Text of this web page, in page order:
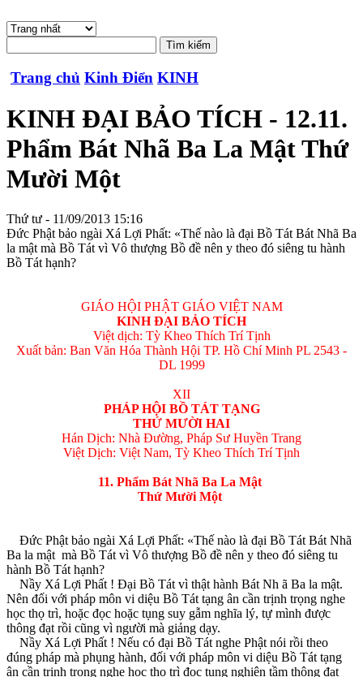
Trang chủ Kinh Điển KINH
KINH ĐẠI BẢO TÍCH - 12.11.
Phẩm Bát Nhã Ba La Mật Thứ
Mười Một
Thứ tư - 11/09/2013 15:16
Ðức Phật bảo ngài Xá Lợi Phất: «Thế nào là đại Bồ Tát Bát Nhã Ba
la mật mà Bồ Tát vì Vô thượng Bồ đề nên y theo đó siêng tu hành
Bồ Tát hạnh?
GIÁO HỘI PHẬT GIÁO VIỆT NAM
KINH ÐẠI BẢO TÍCH
Việt dịch: Tỳ Kheo Thích Trí Tịnh
Xuất bản: Ban Văn Hóa Thành Hội TP. Hồ Chí Minh PL 2543 -
DL 1999
XII
PHÁP HỘI BỒ TÁT TẠNG
THỨ MƯỜI HAI
Hán Dịch: Nhà Đường, Pháp Sư Huyền Trang
Việt Dịch: Việt Nam, Tỳ Kheo Thích Trí Tịnh
11. Phẩm Bát Nhã Ba La Mật
Thứ Mười Một
Ðức Phật bảo ngài Xá Lợi Phất: «Thế nào là đại Bồ Tát Bát Nhã
Ba la mật mà Bồ Tát vì Vô thượng Bồ đề nên y theo đó siêng tu
hành Bồ Tát hạnh?
Nầy Xá Lợi Phất ! Ðại Bồ Tát vì thật hành Bát Nh ã Ba la mật.
Nên đối với pháp môn vi diệu Bồ Tát tạng ân cần trịnh trọng nghe
học thọ trì, hoặc đọc hoặc tụng suy gẫm nghĩa lý, tự mình được
thông đạt rồi cũng vì người mà giảng dạy.
Nầy Xá Lợi Phất ! Nếu có đại Bồ Tát nghe Phật nói rồi theo
đúng pháp mà phụng hành, đối với pháp môn vi diệu Bồ Tát tạng
ân cần trịnh trọng nghe học thọ trì đọc tụng nghiên tầm thông đạt